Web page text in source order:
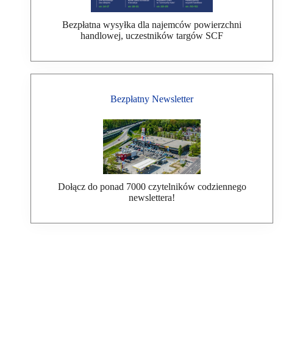
Bezpłatna wysyłka dla najemców powierzchni
handlowej, uczestników targów SCF
Bezpłatny Newsletter
Dołącz do ponad 7000 czytelników codziennego
newslettera!